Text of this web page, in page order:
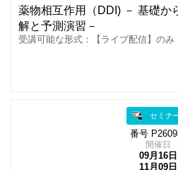
薬物相互作用（DDI) － 基礎か
解と予測演習－
受講可能な形式：【ライブ配信】のみ
セミナ
番号
開催日
09月16日
11月09日